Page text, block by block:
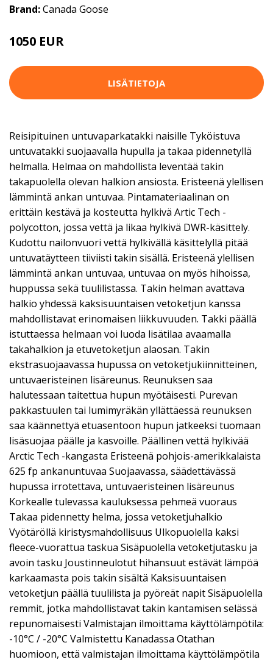
Brand:Canada Goose
1050 EUR
LISÄTIETOJA
Reisipituinen untuvaparkatakki naisille Tyköistuva
untuvatakki suojaavalla hupulla ja takaa pidennetyllä
helmalla. Helmaa on mahdollista leventää takin
takapuolella olevan halkion ansiosta. Eristeenä ylellisen
lämmintä ankan untuvaa. Pintamateriaalinan on
erittäin kestävä ja kosteutta hylkivä Artic Tech -
polycotton, jossa vettä ja likaa hylkivä DWR-käsittely.
Kudottu nailonvuori vettä hylkivällä käsittelyllä pitää
untuvatäytteen tiiviisti takin sisällä. Eristeenä ylellisen
lämmintä ankan untuvaa, untuvaa on myös hihoissa,
huppussa sekä tuulilistassa. Takin helman avattava
halkio yhdessä kaksisuuntaisen vetoketjun kanssa
mahdollistavat erinomaisen liikkuvuuden. Takki päällä
istuttaessa helmaan voi luoda lisätilaa avaamalla
takahalkion ja etuvetoketjun alaosan. Takin
ekstrasuojaavassa hupussa on vetoketjukiinnitteinen,
untuvaeristeinen lisäreunus. Reunuksen saa
halutessaan taitettua hupun myötäisesti. Purevan
pakkastuulen tai lumimyräkän yllättäessä reunuksen
saa käännettyä etuasentoon hupun jatkeeksi tuomaan
lisäsuojaa päälle ja kasvoille. Päällinen vettä hylkivää
Arctic Tech -kangasta Eristeenä pohjois-amerikkalaista
625 fp ankanuntuvaa Suojaavassa, säädettävässä
hupussa irrotettava, untuvaeristeinen lisäreunus
Korkealle tulevassa kauluksessa pehmeä vuoraus
Takaa pidennetty helma, jossa vetoketjuhalkio
Vyötäröllä kiristysmahdollisuus Ulkopuolella kaksi
fleece-vuorattua taskua Sisäpuolella vetoketjutasku ja
avoin tasku Joustinneulotut hihansuut estävät lämpöä
karkaamasta pois takin sisältä Kaksisuuntaisen
vetoketjun päällä tuulilista ja pyöreät napit Sisäpuolella
remmit, jotka mahdollistavat takin kantamisen selässä
repunomaisesti Valmistajan ilmoittama käyttölämpötila:
-10°C / -20°C Valmistettu Kanadassa Otathan
huomioon, että valmistajan ilmoittama käyttölämpötila